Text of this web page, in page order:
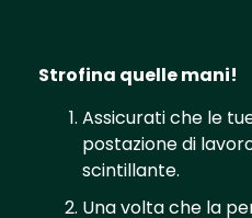
Strofina quelle mani!
Assicurati che le
postazione di
scintillante.
Una volta che la